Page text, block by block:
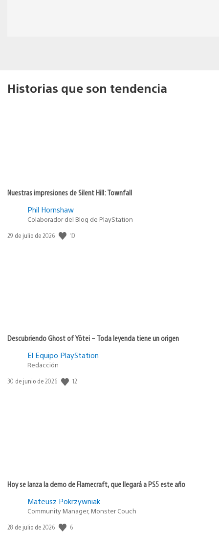
Historias que son tendencia
Nuestras impresiones de Silent Hill: Townfall
Phil Hornshaw
Colaborador del Blog de PlayStation
Fecha
29 de julio de 2026 10
Descubriendo Ghost of Yōtei – Toda leyenda tiene un origen
El Equipo PlayStation
Redacción
Fecha
30 de junio de 2026 12
Hoy se lanza la demo de Flamecraft, que llegará a PS5 este año
Mateusz Pokrzywniak
Community Manager, Monster Couch
Fecha
28 de julio de 2026 6